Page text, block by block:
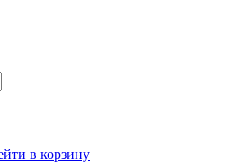
в корзину